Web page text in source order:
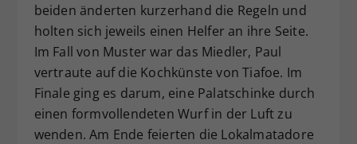
beiden änderten kurzerhand die Regeln und
holten sich jeweils einen Helfer an ihre Seite.
Im Fall von Muster war das Miedler, Paul
vertraute auf die Kochkünste von Tiafoe. Im
Finale ging es darum, eine Palatschinke durch
einen formvollendeten Wurf in der Luft zu
wenden. Am Ende feierten die Lokalmatadore